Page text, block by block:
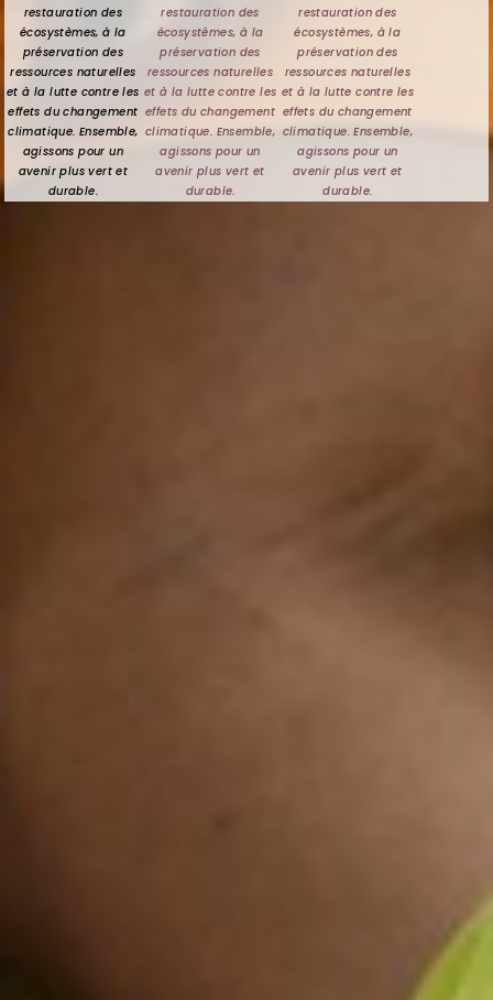
restauration des
écosystèmes, à la
préservation des
ressources naturelles
et à la lutte contre les
effets du changement
climatique. Ensemble,
agissons pour un
avenir plus vert et
durable.
restauration des
écosystèmes, à la
préservation des
ressources naturelles
et à la lutte contre les
effets du changement
climatique. Ensemble,
agissons pour un
avenir plus vert et
durable.
restauration des
écosystèmes, à la
préservation des
ressources naturelles
et à la lutte contre les
effets du changement
climatique. Ensemble,
agissons pour un
avenir plus vert et
durable.